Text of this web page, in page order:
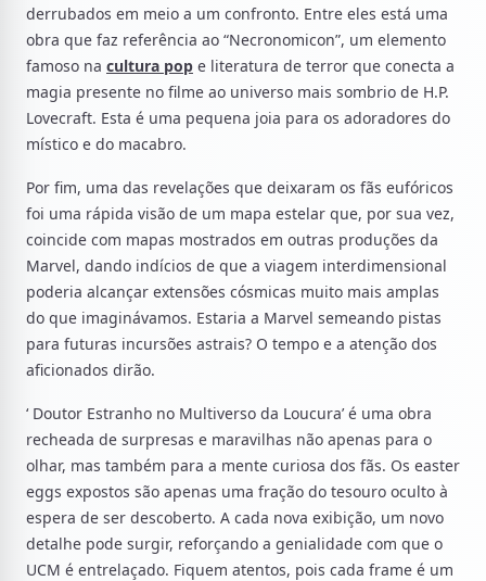
derrubados em meio a um confronto. Entre eles está uma
obra que faz referência ao “Necronomicon”, um elemento
famoso na cultura pop e literatura de terror que conecta a
magia presente no filme ao universo mais sombrio de H.P.
Lovecraft. Esta é uma pequena joia para os adoradores do
místico e do macabro.
Por fim, uma das revelações que deixaram os fãs eufóricos
foi uma rápida visão de um mapa estelar que, por sua vez,
coincide com mapas mostrados em outras produções da
Marvel, dando indícios de que a viagem interdimensional
poderia alcançar extensões cósmicas muito mais amplas
do que imaginávamos. Estaria a Marvel semeando pistas
para futuras incursões astrais? O tempo e a atenção dos
aficionados dirão.
‘ Doutor Estranho no Multiverso da Loucura’ é uma obra
recheada de surpresas e maravilhas não apenas para o
olhar, mas também para a mente curiosa dos fãs. Os easter
eggs expostos são apenas uma fração do tesouro oculto à
espera de ser descoberto. A cada nova exibição, um novo
detalhe pode surgir, reforçando a genialidade com que o
UCM é entrelaçado. Fiquem atentos, pois cada frame é um